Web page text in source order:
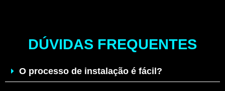
DÚVIDAS FREQUENTES
O processo de instalação é fácil?